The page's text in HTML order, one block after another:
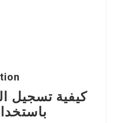
كيفية تسجيل